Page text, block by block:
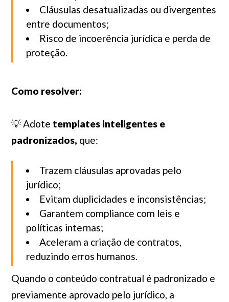
Cláusulas desatualizadas ou divergentes
entre documentos;
Risco de incoerência jurídica e perda de
proteção.
Como resolver:
💡 Adote templates inteligentes e
padronizados, que:
Trazem cláusulas aprovadas pelo
jurídico;
Evitam duplicidades e inconsistências;
Garantem compliance com leis e
políticas internas;
Aceleram a criação de contratos,
reduzindo erros humanos.
Quando o conteúdo contratual é padronizado e
previamente aprovado pelo jurídico, a